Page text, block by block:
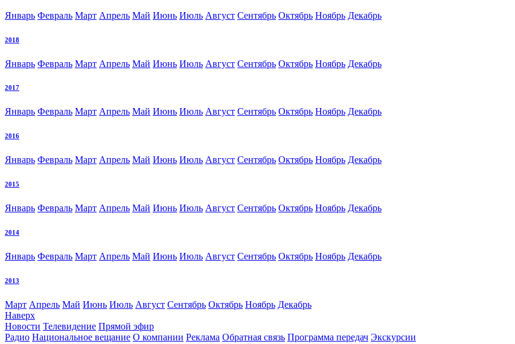
Январь Февраль Март Апрель Май Июнь Июль Август Сентябрь Октябрь Ноябрь Декабрь
2018
Январь Февраль Март Апрель Май Июнь Июль Август Сентябрь Октябрь Ноябрь Декабрь
2017
Январь Февраль Март Апрель Май Июнь Июль Август Сентябрь Октябрь Ноябрь Декабрь
2016
Январь Февраль Март Апрель Май Июнь Июль Август Сентябрь Октябрь Ноябрь Декабрь
2015
Январь Февраль Март Апрель Май Июнь Июль Август Сентябрь Октябрь Ноябрь Декабрь
2014
Январь Февраль Март Апрель Май Июнь Июль Август Сентябрь Октябрь Ноябрь Декабрь
2013
Март Апрель Май Июнь Июль Август Сентябрь Октябрь Ноябрь Декабрь
Наверх
Новости Телевидение Прямой эфир
Радио Национальное вещание О компании Реклама Обратная связь Программа передач Экскурсии